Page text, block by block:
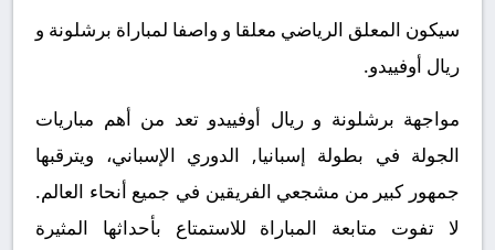
سيكون المعلق الرياضي معلقا و واصفا لمباراة برشلونة و
ريال أوفييدو.
مواجهة برشلونة و ريال أوفييدو تعد من أهم مباريات
الجولة في بطولة إسبانيا, الدوري الإسباني، ويترقبها
جمهور كبير من مشجعي الفريقين في جميع أنحاء العالم.
لا تفوت متابعة المباراة للاستمتاع بأحداثها المثيرة